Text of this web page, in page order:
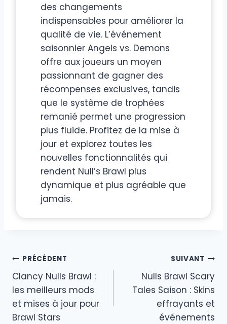
des changements
indispensables pour améliorer la
qualité de vie. L’événement
saisonnier Angels vs. Demons
offre aux joueurs un moyen
passionnant de gagner des
récompenses exclusives, tandis
que le système de trophées
remanié permet une progression
plus fluide. Profitez de la mise à
jour et explorez toutes les
nouvelles fonctionnalités qui
rendent Null’s Brawl plus
dynamique et plus agréable que
jamais.
Navigation
de
l’article
PRÉCÉDENT
Clancy Nulls Brawl :
les meilleurs mods
et mises à jour pour
Brawl Stars
SUIVANT
Nulls Brawl Scary
Tales Saison : Skins
effrayants et
événements